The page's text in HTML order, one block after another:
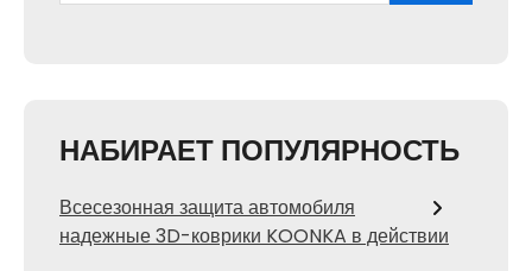
НАБИРАЕТ ПОПУЛЯРНОСТЬ
Всесезонная защита автомобиля
надежные 3D-коврики KOONKA в действии